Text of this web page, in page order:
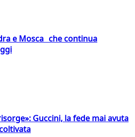
e Mosca che continua
Guccini, la fede mai avuta